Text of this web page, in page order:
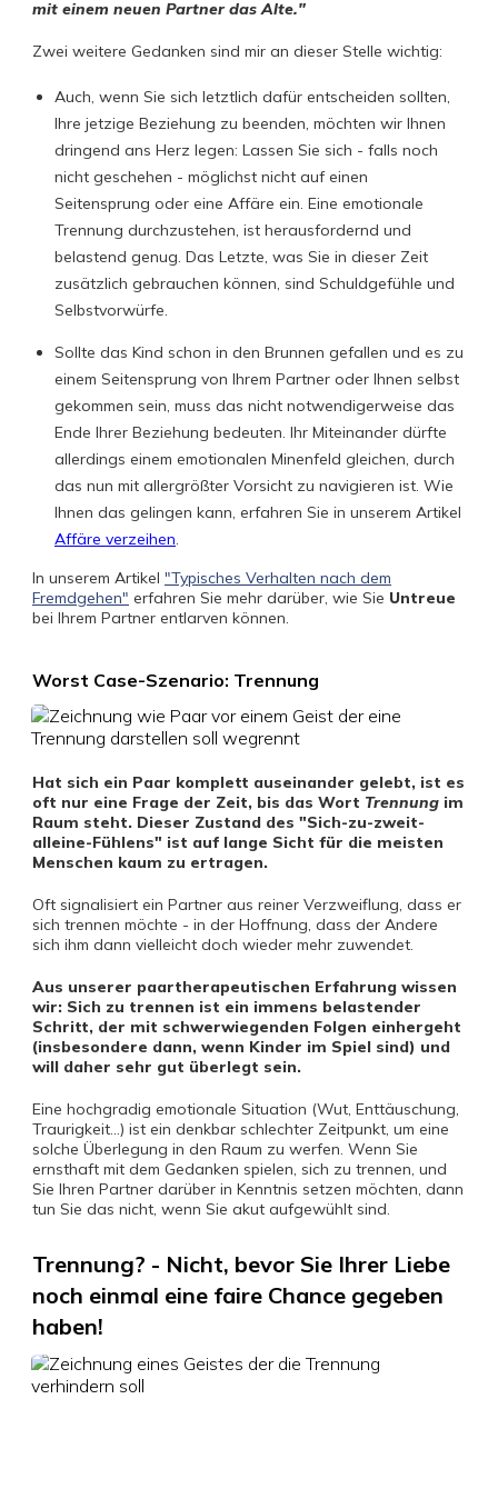
mit einem neuen Partner das Alte."
Zwei weitere Gedanken sind mir an dieser Stelle wichtig:
Auch, wenn Sie sich letztlich dafür entscheiden sollten,
Ihre jetzige Beziehung zu beenden, möchten wir Ihnen
dringend ans Herz legen: Lassen Sie sich - falls noch
nicht geschehen - möglichst nicht auf einen
Seitensprung oder eine Affäre ein. Eine emotionale
Trennung durchzustehen, ist herausfordernd und
belastend genug. Das Letzte, was Sie in dieser Zeit
zusätzlich gebrauchen können, sind Schuldgefühle und
Selbstvorwürfe.
Sollte das Kind schon in den Brunnen gefallen und es zu
einem Seitensprung von Ihrem Partner oder Ihnen selbst
gekommen sein, muss das nicht notwendigerweise das
Ende Ihrer Beziehung bedeuten. Ihr Miteinander dürfte
allerdings einem emotionalen Minenfeld gleichen, durch
das nun mit allergrößter Vorsicht zu navigieren ist. Wie
Ihnen das gelingen kann, erfahren Sie in unserem Artikel
Affäre verzeihen.
In unserem Artikel "Typisches Verhalten nach dem
Fremdgehen" erfahren Sie mehr darüber, wie Sie Untreue
bei Ihrem Partner entlarven können.
Worst Case-Szenario: Trennung
Hat sich ein Paar komplett auseinander gelebt, ist es
oft nur eine Frage der Zeit, bis das Wort Trennung im
Raum steht. Dieser Zustand des "Sich-zu-zweit-
alleine-Fühlens" ist auf lange Sicht für die meisten
Menschen kaum zu ertragen.
Oft signalisiert ein Partner aus reiner Verzweiflung, dass er
sich trennen möchte - in der Hoffnung, dass der Andere
sich ihm dann vielleicht doch wieder mehr zuwendet.
Aus unserer paartherapeutischen Erfahrung wissen
wir: Sich zu trennen ist ein immens belastender
Schritt, der mit schwerwiegenden Folgen einhergeht
(insbesondere dann, wenn Kinder im Spiel sind) und
will daher sehr gut überlegt sein.
Eine hochgradig emotionale Situation (Wut, Enttäuschung,
Traurigkeit...) ist ein denkbar schlechter Zeitpunkt, um eine
solche Überlegung in den Raum zu werfen. Wenn Sie
ernsthaft mit dem Gedanken spielen, sich zu trennen, und
Sie Ihren Partner darüber in Kenntnis setzen möchten, dann
tun Sie das nicht, wenn Sie akut aufgewühlt sind.
Trennung? - Nicht, bevor Sie Ihrer Liebe
noch einmal eine faire Chance gegeben
haben!